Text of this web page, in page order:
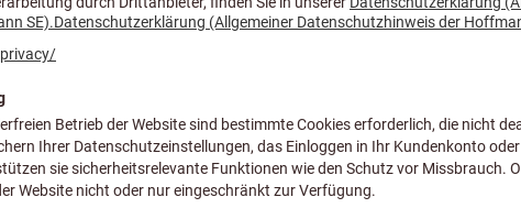
Preis pro 1 Stück
zzgl. MwSt. zzgl. Versandkosten